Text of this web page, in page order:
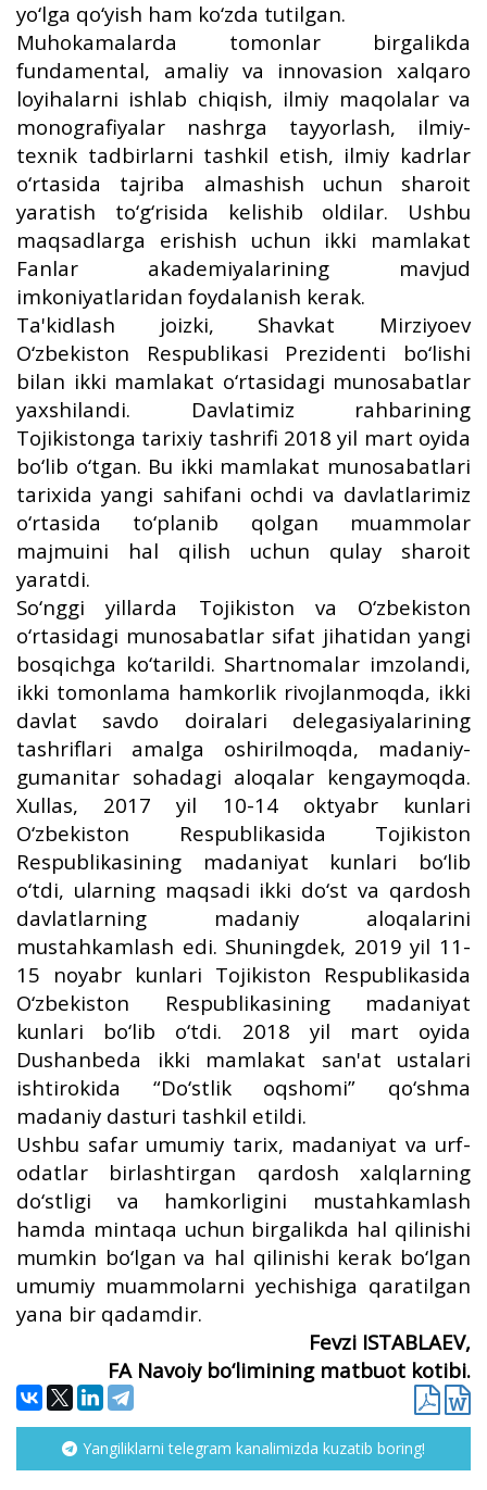
yo‘lga qo‘yish ham ko‘zda tutilgan.
Muhokamalarda tomonlar birgalikda
fundamental, amaliy va innovasion xalqaro
loyihalarni ishlab chiqish, ilmiy maqolalar va
monografiyalar nashrga tayyorlash, ilmiy-
texnik tadbirlarni tashkil etish, ilmiy kadrlar
o‘rtasida tajriba almashish uchun sharoit
yaratish to‘g‘risida kelishib oldilar. Ushbu
maqsadlarga erishish uchun ikki mamlakat
Fanlar akademiyalarining mavjud
imkoniyatlaridan foydalanish kerak.
Ta'kidlash joizki, Shavkat Mirziyoev
O‘zbekiston Respublikasi Prezidenti bo‘lishi
bilan ikki mamlakat o‘rtasidagi munosabatlar
yaxshilandi. Davlatimiz rahbarining
Tojikistonga tarixiy tashrifi 2018 yil mart oyida
bo‘lib o‘tgan. Bu ikki mamlakat munosabatlari
tarixida yangi sahifani ochdi va davlatlarimiz
o‘rtasida to‘planib qolgan muammolar
majmuini hal qilish uchun qulay sharoit
yaratdi.
So‘nggi yillarda Tojikiston va O‘zbekiston
o‘rtasidagi munosabatlar sifat jihatidan yangi
bosqichga ko‘tarildi. Shartnomalar imzolandi,
ikki tomonlama hamkorlik rivojlanmoqda, ikki
davlat savdo doiralari delegasiyalarining
tashriflari amalga oshirilmoqda, madaniy-
gumanitar sohadagi aloqalar kengaymoqda.
Xullas, 2017 yil 10-14 oktyabr kunlari
O‘zbekiston Respublikasida Tojikiston
Respublikasining madaniyat kunlari bo‘lib
o‘tdi, ularning maqsadi ikki do‘st va qardosh
davlatlarning madaniy aloqalarini
mustahkamlash edi. Shuningdek, 2019 yil 11-
15 noyabr kunlari Tojikiston Respublikasida
O‘zbekiston Respublikasining madaniyat
kunlari bo‘lib o‘tdi. 2018 yil mart oyida
Dushanbeda ikki mamlakat san'at ustalari
ishtirokida “Do‘stlik oqshomi” qo‘shma
madaniy dasturi tashkil etildi.
Ushbu safar umumiy tarix, madaniyat va urf-
odatlar birlashtirgan qardosh xalqlarning
do‘stligi va hamkorligini mustahkamlash
hamda mintaqa uchun birgalikda hal qilinishi
mumkin bo‘lgan va hal qilinishi kerak bo‘lgan
umumiy muammolarni yechishiga qaratilgan
yana bir qadamdir.
Fevzi ISTABLAEV,
FA Navoiy bo‘limining matbuot kotibi.
Yangiliklarni telegram kanalimizda kuzatib boring!